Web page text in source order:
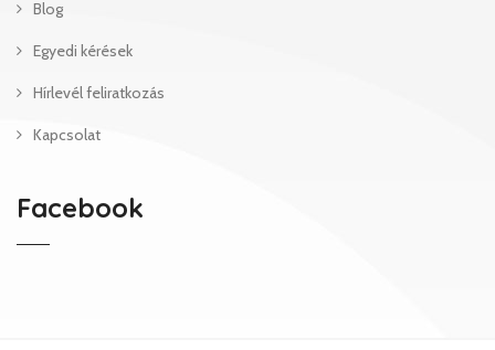
Blog
Egyedi kérések
Hírlevél feliratkozás
Kapcsolat
Facebook